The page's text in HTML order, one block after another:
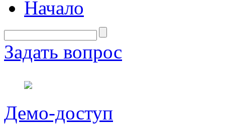
Начало
Задать вопрос
Демо-доступ